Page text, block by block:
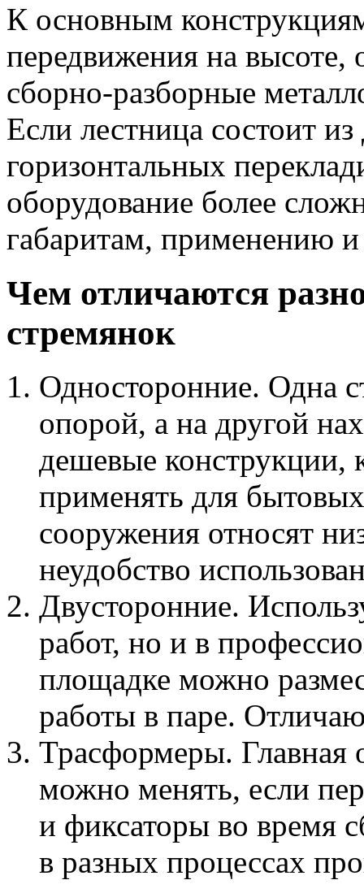
К основным
передвижения на высоте,
сборно-разборные
Если лестница состоит
горизонтальных
оборудование более
габаритам, применению
Чем отличаются
стремянок
Односторонние. Одна
опорой, а на другой
дешевые конструкции,
применять для
сооружения относят
неудобство
Двусторонние.
работ, но и в
площадке можно
работы в паре.
Трасформеры. Главная
можно менять, если
и фиксаторы во время
в разных процессах